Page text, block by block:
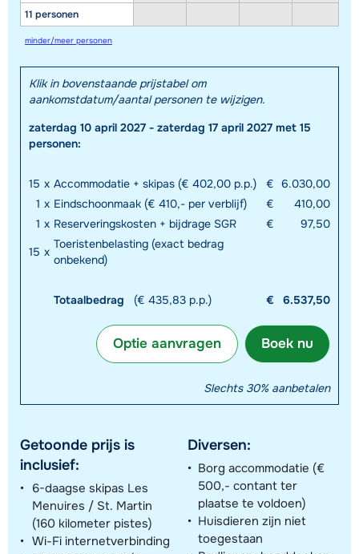
11 personen
minder/meer personen
Klik in bovenstaande prijstabel om
aankomstdatum/aantal personen te wijzigen.
zaterdag 10 april 2027 - zaterdag 17 april 2027 met 15
personen:
15 x Accommodatie + skipas (€ 402,00 p.p.) € 6.030,00
1 x Eindschoonmaak (€ 410,- per verblijf) €
410,00
1 x Reserveringskosten + bijdrage SGR €
97,50
15 x
Toeristenbelasting (exact bedrag
onbekend)
Totaalbedrag (€ 435,83 p.p.) € 6.537,50
Boek nu
Optie aanvragen
Slechts 30% aanbetalen
Getoonde prijs is
inclusief:
6-daagse skipas Les
Menuires / St. Martin
(160 kilometer pistes)
Wi-Fi internetverbinding
Diversen:
Borg accommodatie (€
500,- contant ter
plaatse te voldoen)
Huisdieren zijn niet
toegestaan